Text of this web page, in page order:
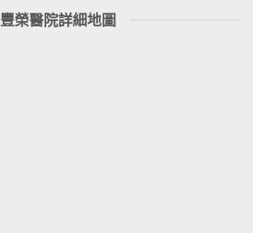
豐榮醫院詳細地圖